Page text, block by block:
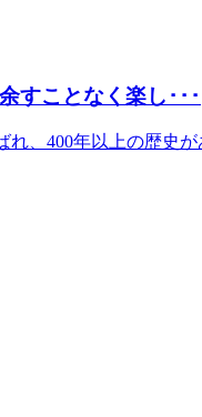
すことなく楽し･･･
れ、400年以上の歴史